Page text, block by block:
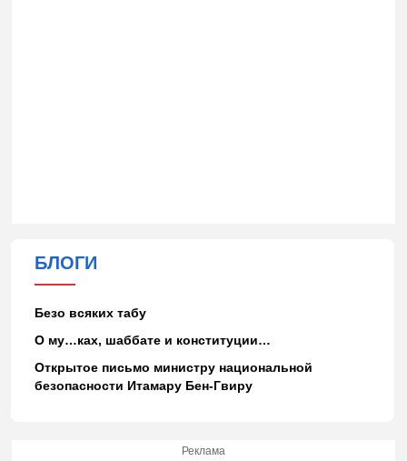
БЛОГИ
Безо всяких табу
О му…ках, шаббате и конституции…
Открытое письмо министру национальной
безопасности Итамару Бен-Гвиру
Реклама